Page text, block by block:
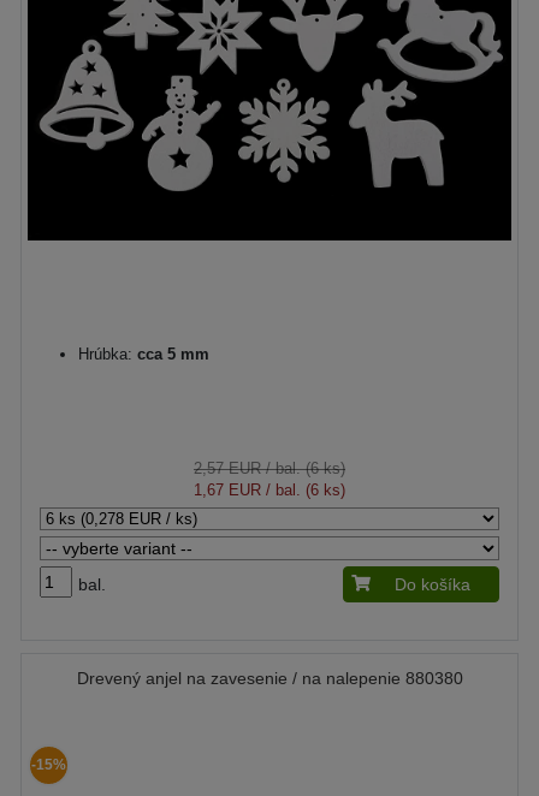
Hrúbka: cca 5 mm
2,57 EUR/ bal. (6 ks)
1,67 EUR / bal. (6 ks)
bal. Do košíka
Drevený anjel na zavesenie / na nalepenie 880380
-15%